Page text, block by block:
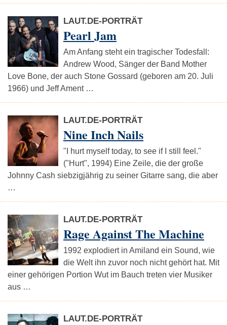
LAUT.DE-PORTRÄT
Pearl Jam
Am Anfang steht ein tragischer Todesfall:
Andrew Wood, Sänger der Band Mother
Love Bone, der auch Stone Gossard (geboren am 20. Juli
1966) und Jeff Ament …
LAUT.DE-PORTRÄT
Nine Inch Nails
"I hurt myself today, to see if I still feel."
("Hurt", 1994) Eine Zeile, die der große
Johnny Cash siebzigjährig zu seiner Gitarre sang, die aber
…
LAUT.DE-PORTRÄT
Rage Against The Machine
1992 explodiert in Amiland ein Sound, wie
die Welt ihn zuvor noch nicht gehört hat. Mit
einer gehörigen Portion Wut im Bauch treten vier Musiker
aus …
LAUT.DE-PORTRÄT